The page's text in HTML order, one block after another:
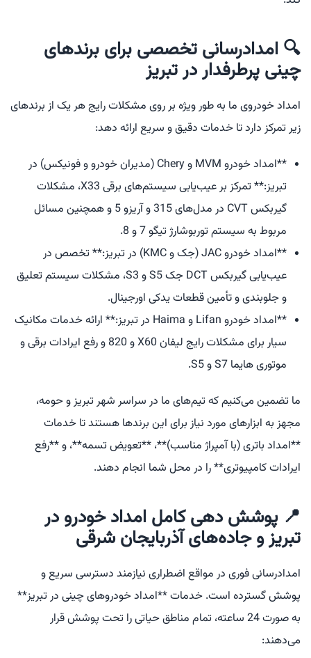
🔍 امدادرسانی تخصصی برای برندهای
چینی پرطرفدار در تبریز
امداد خودروی ما به طور ویژه بر روی مشکلات رایج هر یک از برندهای
زیر تمرکز دارد تا خدمات دقیق و سریع ارائه دهد:
**امداد خودرو MVM و Chery (مدیران خودرو و فونیکس) در
تبریز:** تمرکز بر عیب‌یابی سیستم‌های برقی X33، مشکلات
گیربکس CVT در مدل‌های 315 و آریزو 5 و همچنین مسائل
مربوط به سیستم توربوشارژ تیگو 7 و 8.
**امداد خودرو JAC (جک و KMC) در تبریز:** تخصص در
عیب‌یابی گیربکس DCT جک S5 و S3، مشکلات سیستم تعلیق
و جلوبندی و تأمین قطعات یدکی اورجینال.
**امداد خودرو Lifan و Haima در تبریز:** ارائه خدمات مکانیک
سیار برای مشکلات رایج لیفان X60 و 820 و رفع ایرادات برقی و
موتوری هایما S7 و S5.
ما تضمین می‌کنیم که تیم‌های ما در سراسر شهر تبریز و حومه،
مجهز به ابزارهای مورد نیاز برای این برندها هستند تا خدمات
**امداد باتری (با آمپراژ مناسب)**، **تعویض تسمه**، و **رفع
ایرادات کامپیوتری** را در محل شما انجام دهند.
📍 پوشش دهی کامل امداد خودرو در
تبریز و جاده‌های آذربایجان شرقی
امدادرسانی فوری در مواقع اضطراری نیازمند دسترسی سریع و
پوشش گسترده است. خدمات **امداد خودروهای چینی در تبریز**
به صورت 24 ساعته، تمام مناطق حیاتی را تحت پوشش قرار
می‌دهند: